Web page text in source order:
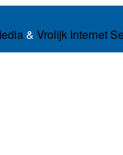
& Vrolijk Internet